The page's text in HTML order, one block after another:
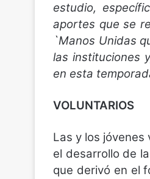
estudio,
aportes que se
`Manos Unidas
las instituciones
en esta
VOLUNTARIOS
Las y los
el desarrollo de
que derivó en el